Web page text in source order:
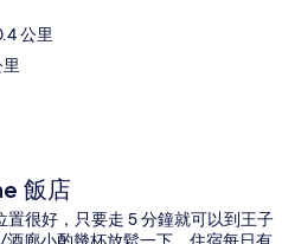
公里
飯店
很好，只要走 5 分鐘就可以到王子